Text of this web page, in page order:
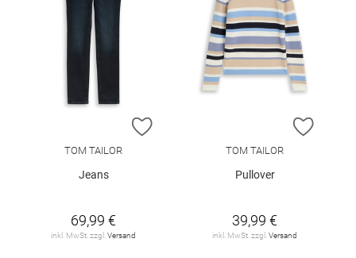
ZUR WUNSCHLISTE HINZUFÜGEN
TOM TAILOR
Jeans
69,99 €
inkl. MwSt. zzgl. Versand
ZUR
TOM TAILOR
Pullover
39,99 €
inkl. MwSt. zzgl. Versand